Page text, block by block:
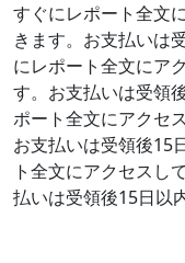
すぐにレポート全文
きます。お支払いは
にレポート全文にア
す。お支払いは受領
ポート全文にアクセ
お支払いは受領後15
ト全文にアクセスし
払いは受領後15日以